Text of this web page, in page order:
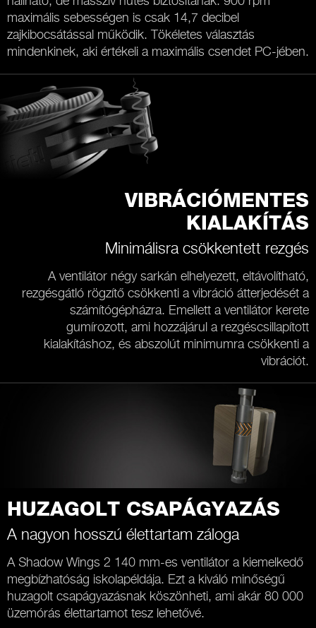
maximális sebességen is csak 14,7 decibel
zajkibocsátással működik. Tökéletes választás
mindenkinek, aki értékeli a maximális csendet PC-jében.
VIBRÁCIÓMENTES
KIALAKÍTÁS
Minimálisra csökkentett rezgés
A ventilátor négy sarkán elhelyezett, eltávolítható,
rezgésgátló rögzítő csökkenti a vibráció átterjedését a
számítógépházra. Emellett a ventilátor kerete
gumírozott, ami hozzájárul a rezgéscsillapított
kialakításhoz, és abszolút minimumra csökkenti a
vibrációt.
HUZAGOLT CSAPÁGYAZÁS
A nagyon hosszú élettartam záloga
A Shadow Wings 2 140 mm-es ventilátor a kiemelkedő
megbízhatóság iskolapéldája. Ezt a kiváló minőségű
huzagolt csapágyazásnak köszönheti, ami akár 80 000
üzemórás élettartamot tesz lehetővé.